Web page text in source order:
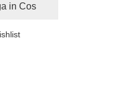
in Cos